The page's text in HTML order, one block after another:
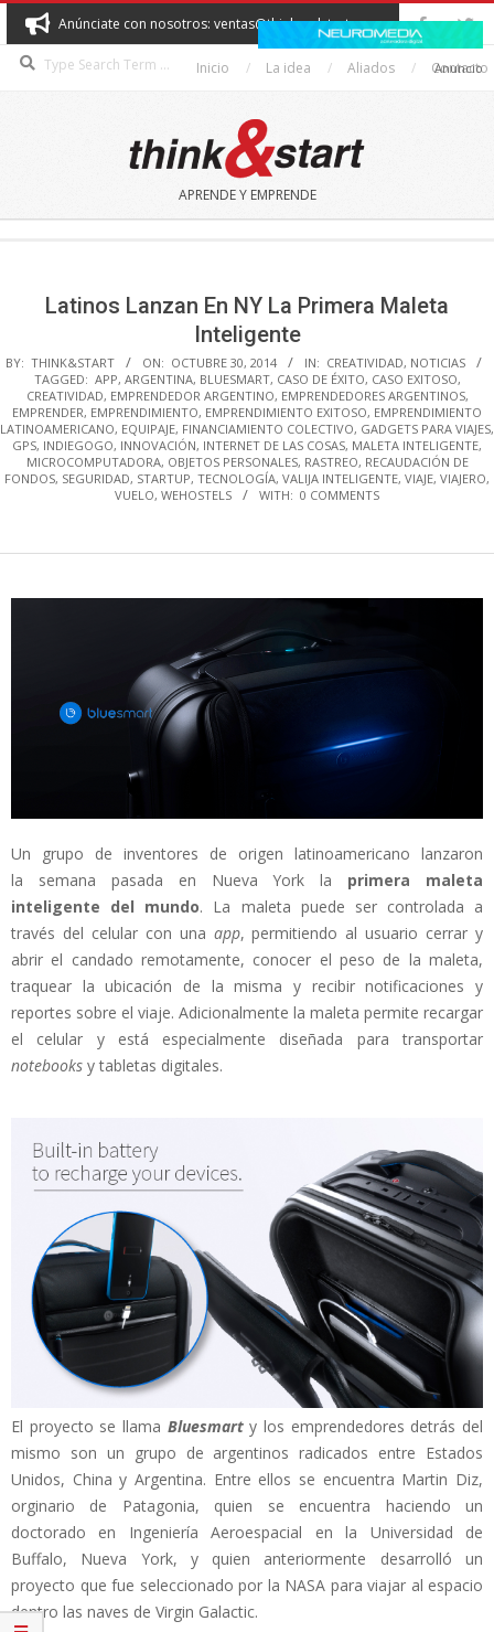
Skip
to
content
Anúnciate con nosotros: ventas@thinkandstart.com
Inicio La idea Aliados Contacto
THINK&START
APRENDE Y EMPRENDE
Anuncio
Latinos Lanzan En NY La Primera Maleta
Inteligente
BY: THINK&START ON: OCTUBRE 30, 2014 IN: CREATIVIDAD, NOTICIAS
TAGGED: APP, ARGENTINA, BLUESMART, CASO DE ÉXITO, CASO EXITOSO,
CREATIVIDAD, EMPRENDEDOR ARGENTINO, EMPRENDEDORES ARGENTINOS,
EMPRENDER, EMPRENDIMIENTO, EMPRENDIMIENTO EXITOSO, EMPRENDIMIENTO
LATINOAMERICANO, EQUIPAJE, FINANCIAMIENTO COLECTIVO, GADGETS PARA VIAJES,
GPS, INDIEGOGO, INNOVACIÓN, INTERNET DE LAS COSAS, MALETA INTELIGENTE,
MICROCOMPUTADORA, OBJETOS PERSONALES, RASTREO, RECAUDACIÓN DE
FONDOS, SEGURIDAD, STARTUP, TECNOLOGÍA, VALIJA INTELIGENTE, VIAJE, VIAJERO,
VUELO, WEHOSTELS WITH: 0 COMMENTS
Un grupo de inventores de origen latinoamericano lanzaron
la semana pasada en Nueva York la primera maleta
inteligente del mundo. La maleta puede ser controlada a
través del celular con una app, permitiendo al usuario cerrar y
abrir el candado remotamente, conocer el peso de la maleta,
traquear la ubicación de la misma y recibir notificaciones y
reportes sobre el viaje. Adicionalmente la maleta permite recargar
el celular y está especialmente diseñada para transportar
notebooks y tabletas digitales.
El proyecto se llama Bluesmarty los emprendedores detrás del
mismo son un grupo de argentinos radicados entre Estados
Unidos, China y Argentina. Entre ellos se encuentra Martin Diz,
orginario de Patagonia, quien se encuentra haciendo un
doctorado en Ingeniería Aeroespacial en la Universidad de
Buffalo, Nueva York, y quien anteriormente desarrolló un
proyecto que fue seleccionado por la NASA para viajar al espacio
dentro las naves de Virgin Galactic.